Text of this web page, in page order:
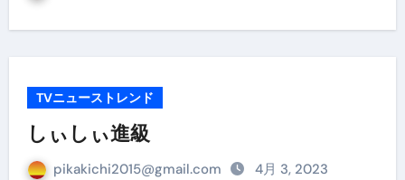
TVニューストレンド
しぃしぃ進級
pikakichi2015@gmail.com 4月 3, 2023